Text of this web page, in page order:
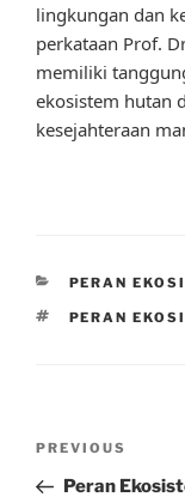
lingkungan dan
perkataan Prof.
memiliki
ekosistem hutan
kesejahteraan
CATEGORIES
PERAN
TAGS
PERAN
Previous
Post
PREVIOUS
Peran